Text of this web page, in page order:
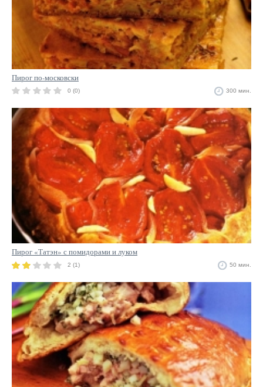
Пирог по-московски
0 (0) 300 мин.
Пирог «Татэн» с помидорами и луком
2 (1) 50 мин.